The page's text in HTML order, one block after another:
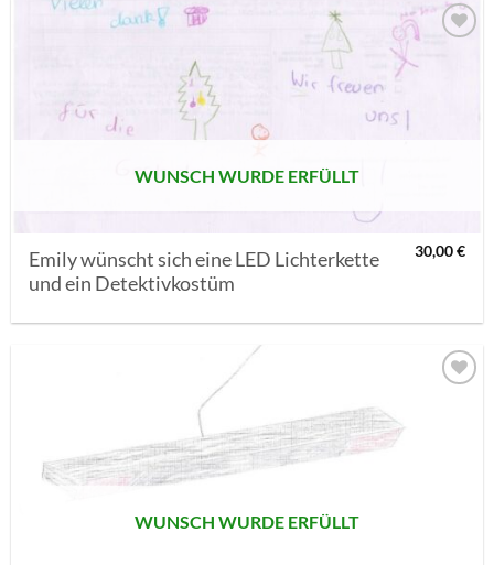
AUF MEINE
MERKLISTE
WUNSCH WURDE ERFÜLLT
Emily wünscht sich eine LED Lichterkette
und ein Detektivkostüm
30,00€
MERKLISTE
WUNSCH WURDE ERFÜLLT